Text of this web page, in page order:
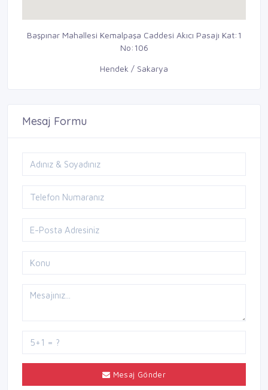
Başpınar Mahallesi Kemalpaşa Caddesi Akıcı Pasajı Kat:1
No:106
Hendek / Sakarya
Mesaj Formu
Mesaj Gönder